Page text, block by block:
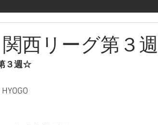
関西リーグ第３週
３週☆